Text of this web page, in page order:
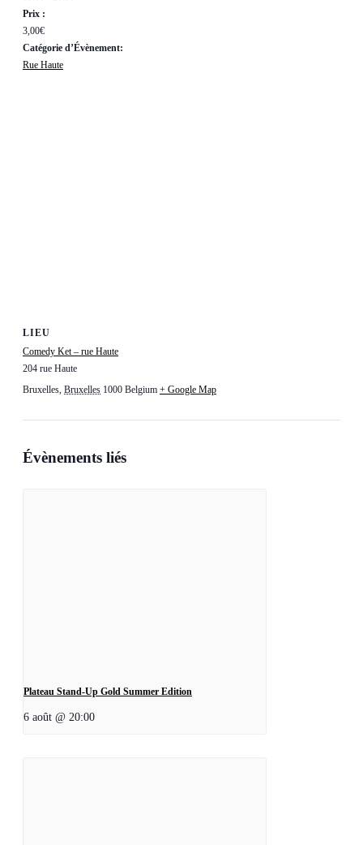
Prix :
3,00€
Catégorie d’Évènement:
Rue Haute
LIEU
Comedy Ket – rue Haute
204 rue Haute
Bruxelles, Bruxelles 1000 Belgium + Google Map
Évènements liés
Plateau Stand-Up Gold Summer Edition
6 août @ 20:00